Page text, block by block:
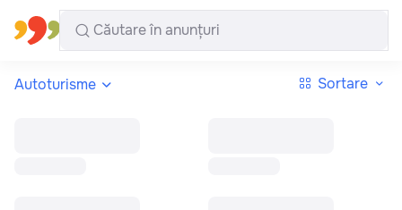
Toate regiunile Română
Autoturisme Sortare